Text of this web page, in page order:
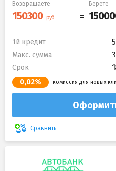
Возвращаете Берете
1й кредит
Макс. сумма
Срок
0,02% комиссия для новых
Сравнить